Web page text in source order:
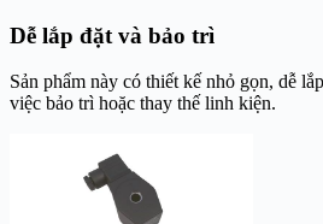
Dễ lắp đặt và bảo trì
Sản phẩm này có thiết kế nhỏ gọn, dễ
việc bảo trì hoặc thay thế linh kiện.